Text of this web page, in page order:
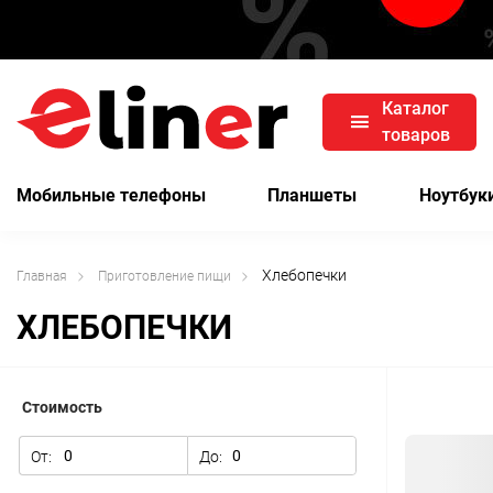
Каталог
товаров
Мобильные телефоны Планшеты
Главная Приготовление пищи Хлебопечки
ХЛЕБОПЕЧКИ
Стоимость
От: До: